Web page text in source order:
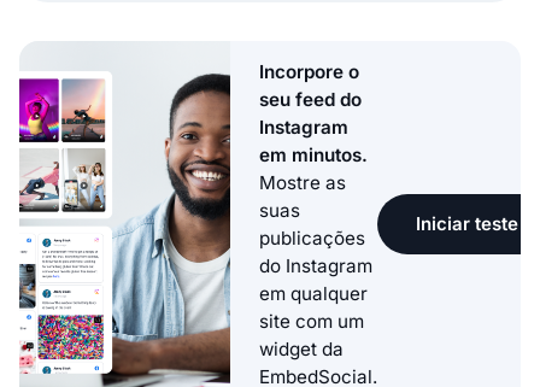
Incorpore o
seu feed do
Instagram
em minutos.
Mostre as
suas
publicações
do Instagram
em qualquer
site com um
widget da
EmbedSocial.
Iniciar teste